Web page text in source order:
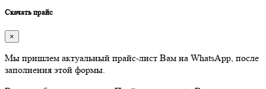
Скачать прайс
×
Мы пришлем актуальный прайс-лист Вам на WhatsApp, после
заполнения этой формы.